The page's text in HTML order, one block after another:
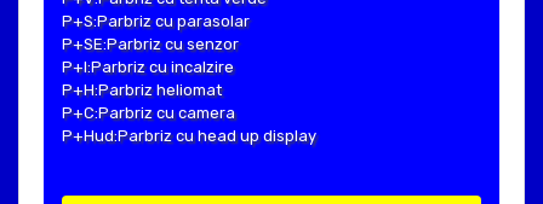
P+S:Parbriz cu parasolar
P+SE:Parbriz cu senzor
P+I:Parbriz cu incalzire
P+H:Parbriz heliomat
P+C:Parbriz cu camera
P+Hud:Parbriz cu head up display